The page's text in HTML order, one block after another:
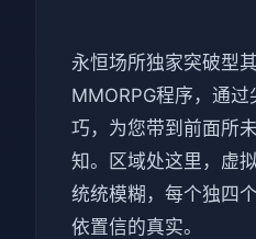
永恒场所独家突破型
MMORPG程序，通
巧，为您带到前面所
知。区域处这里，虚
统统模糊，每个独四
依置信的真实。